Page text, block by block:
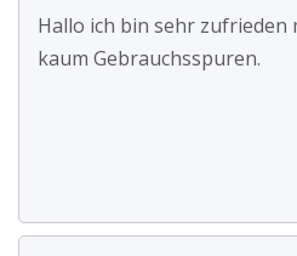
Hallo ich bin sehr zufrieden
kaum Gebrauchsspuren.